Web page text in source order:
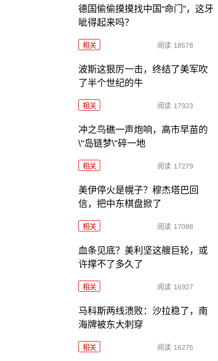
德国偷偷摸摸找中国“命门”，这牙
呲得起来吗？
相关 阅读 18578
波斯这狠厉一击，终结了美军吹
了半个世纪的牛
相关 阅读 17923
冲之鸟礁一声炮响，高市早苗的
\"岛链梦\"碎一地
相关 阅读 17279
美伊停火是幌子？穆杰塔巴回
信，把中东棋盘掀了
相关 阅读 17088
血条见底？美利坚这艘巨轮，或
许撑不了多久了
相关 阅读 16927
马科斯两线溃败：沙拉稳了，南
海牌被东大刺穿
相关 阅读 16275